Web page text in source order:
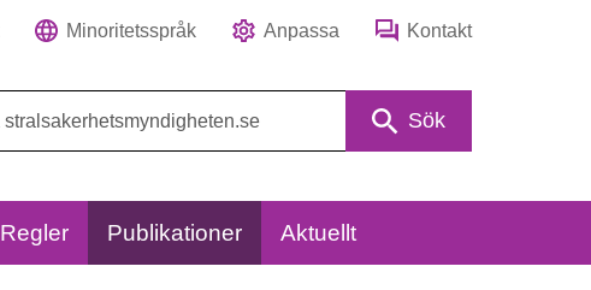
Minoritetsspråk Anpassa Kontakt
Sök
Regler Publikationer Aktuellt